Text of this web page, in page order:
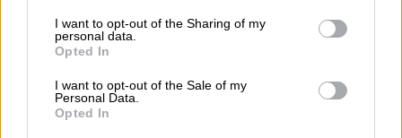
not limited to your visit or usage behaviour. You may click to
grant or deny consent to Google and its third-party tags to
use your data for below specified purposes in below Google
consent section.
I want to opt-out of the Sharing of my
personal data.
Opted In
I want to opt-out of the Sale of my
Personal Data.
Opted In
εβδομάδα μουδιασμένη και πολύ δύσκολη.
Όλοι ζούμε μέσα σε μια κοινωνία που πενθεί,
που προβληματίζεται και δοκιμάζεται,
καθώς καθημερινά χάνονται άνθρωποι με
κάθε τρόπο», ανέφερε χαρακτηριστικά.